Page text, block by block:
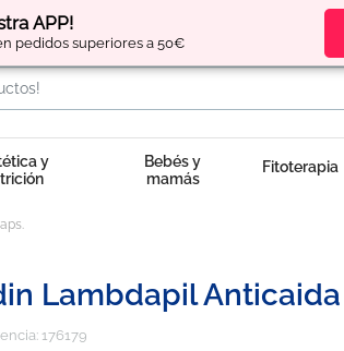
APP!
pedidos superiores a 50€
y obtén
y
Bebés y
mamás
Fitoterapia
Lambdapil Anticaida
176179